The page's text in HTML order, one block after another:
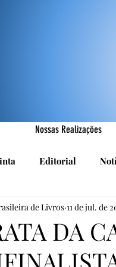
Nossas Realizações
Editorial
Nossas Realizações
da Casa R.
DA
de Livros 11 de jul. de